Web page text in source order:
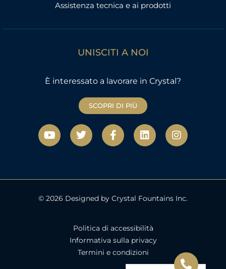
Assistenza tecnica e ai prodotti
UNISCITI A NOI
È interessato a lavorare in Crystal?
SCOPRI DI PIÙ
Y
o
u
b
T
w
i
e
F
a
c
o
k
L
i
n
d
n
I
n
s
g
a
© 2026 Designed by Crystal Fountains Inc.
Politica di accessibilità
Informativa sulla privacy
Termini e condizioni